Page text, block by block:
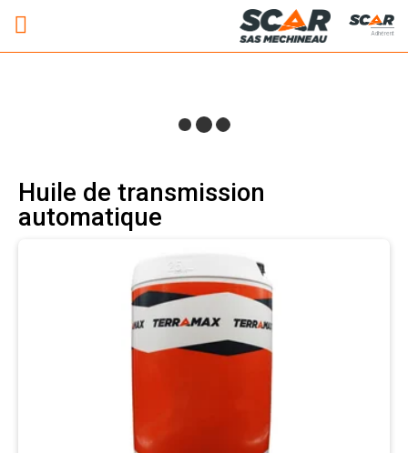
Adhérent
Huile de transmission
automatique